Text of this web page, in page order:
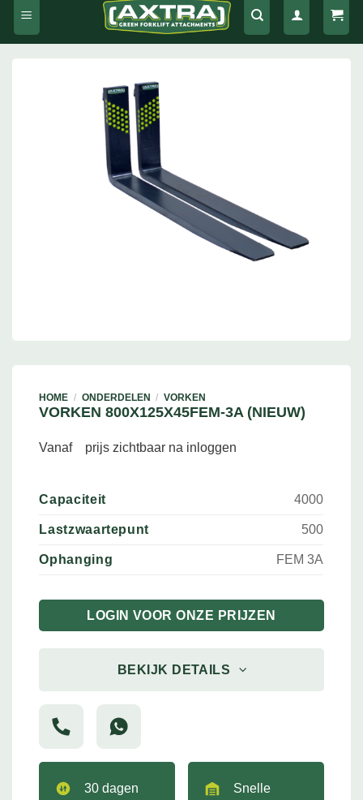
HOME / ONDERDELEN / VORKEN
VORKEN 800X125X45FEM-3A (NIEUW)
Vanaf prijs zichtbaar na inloggen
Capaciteit 4000
Lastzwaartepunt 500
Ophanging FEM 3A
LOGIN VOOR ONZE PRIJZEN
BEKIJK DETAILS
30 dagen
Snelle